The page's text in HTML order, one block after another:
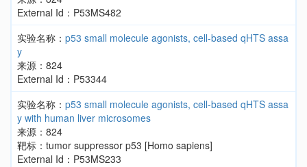
External Id：P53MS482
实验名称： p53 small molecule agonists, cell-based qHTS assa
y
来源：824
External Id：P53344
实验名称： p53 small molecule agonists, cell-based qHTS assa
y with human liver microsomes
来源：824
靶标：tumor suppressor p53 [Homo sapiens]
External Id：P53MS233